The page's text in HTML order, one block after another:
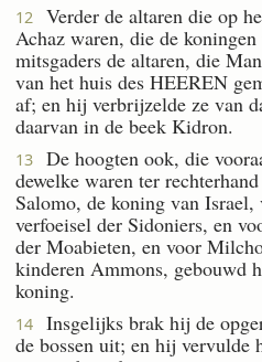
12
Verder de altaren die op
Achaz waren, die de
mitsgaders de altaren, die
van het huis des HEEREN
af; en hij verbrijzelde ze van
daarvan in de beek Kidron.
13
De hoogten ook, die
dewelke waren ter
Salomo, de koning van
verfoeisel der Sidoniers, en
der Moabieten, en voor
kinderen Ammons, gebouwd
koning.
14
Insgelijks brak hij de
de bossen uit; en hij vervulde